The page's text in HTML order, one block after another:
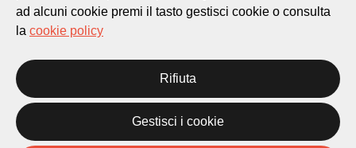
Cookie policy
Privacy Policy
Homepage
Temi
Novità
Progetti
ad alcuni cookie premi il tasto gestisci cookie o consulta
la cookie policy
Rifiuta
Gestisci i cookie